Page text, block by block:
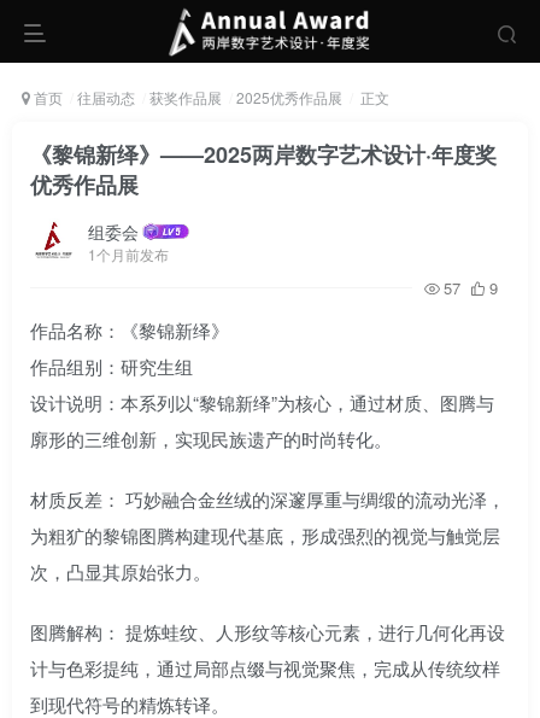
首页 往届动态 获奖作品展 2025优秀作品展 正文
《黎锦新绎》——2025两岸数字艺术设计·年度奖
优秀作品展
组委会
1个月前发布
57 9
作品名称：《黎锦新绎》
作品组别：研究生组
设计说明：本系列以“黎锦新绎”为核心，通过材质、图腾与
廓形的三维创新，实现民族遗产的时尚转化。
材质反差： 巧妙融合金丝绒的深邃厚重与绸缎的流动光泽，
为粗犷的黎锦图腾构建现代基底，形成强烈的视觉与触觉层
次，凸显其原始张力。
图腾解构： 提炼蛙纹、人形纹等核心元素，进行几何化再设
计与色彩提纯，通过局部点缀与视觉聚焦，完成从传统纹样
到现代符号的精炼转译。